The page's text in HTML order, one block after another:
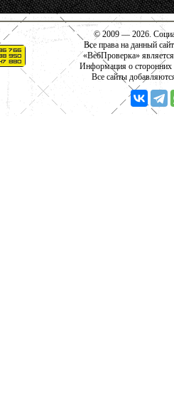
© 2009 — 2026.
Все права на данный
«ВебПроверка»
Информация о сторонних
Все сайты